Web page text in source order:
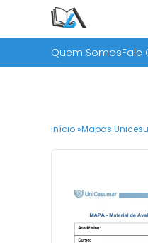
Quem SomosFale
Início »Mapas